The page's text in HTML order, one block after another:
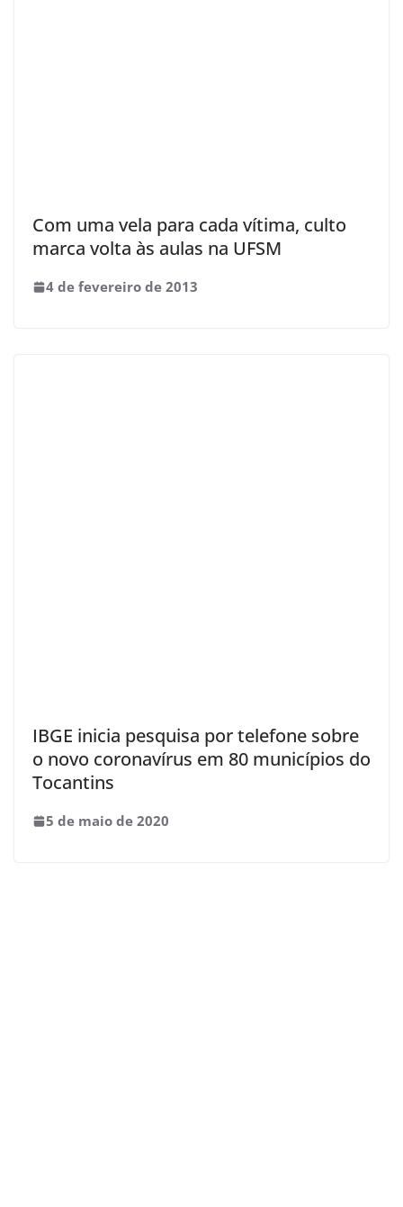
Com uma vela para cada vítima, culto
marca volta às aulas na UFSM
4 de fevereiro de 2013
IBGE inicia pesquisa por telefone sobre
o novo coronavírus em 80 municípios do
Tocantins
5 de maio de 2020